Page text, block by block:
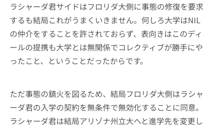
ラシャーダ君サイドはフロリダ大側に事態の修復を要求
するも結局これがうまくいきません。何しろ大学はNIL
の仲介をすることを許されておらず、表向きはこのディ
ールの提携も大学とは無関係でコレクティブが勝手にや
ったこと、ということだったからです。
ただ事態の鎮火を図るため、結局フロリダ大側はラシャ
ーダ君の入学の契約を無条件で無効化することに同意。
ラシャーダ君は結局アリゾナ州立大へと進学先を変更し